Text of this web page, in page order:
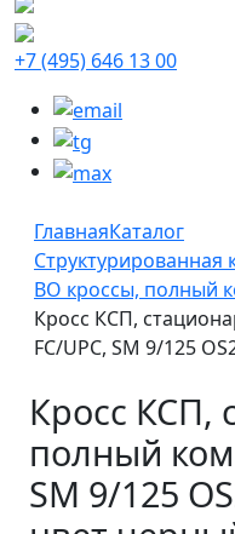
+7 (495) 646 13 00
ГлавнаяКаталог
Структурированная
ВО кроссы, полный
Кросс КСП,
FC/UPC, SM 9/125
Кросс КСП,
полный
SM 9/125